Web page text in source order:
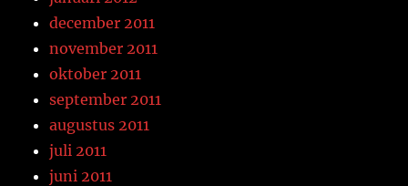
december 2011
november 2011
oktober 2011
september 2011
augustus 2011
juli 2011
juni 2011